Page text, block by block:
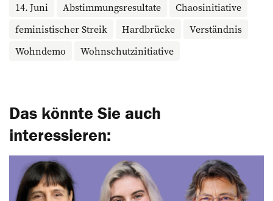
14. Juni Abstimmungsresultate
Chaosinitiative
feministischer Streik
Hardbrücke
Verständnis
Wohndemo
Wohnschutzinitiative
Das könnte Sie auch
interessieren: